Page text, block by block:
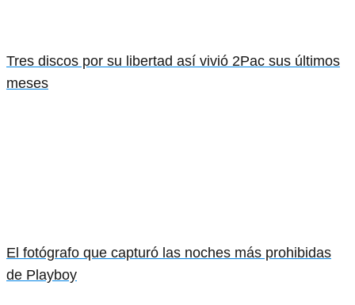
Tres discos por su libertad así vivió 2Pac sus últimos
meses
El fotógrafo que capturó las noches más prohibidas
de Playboy